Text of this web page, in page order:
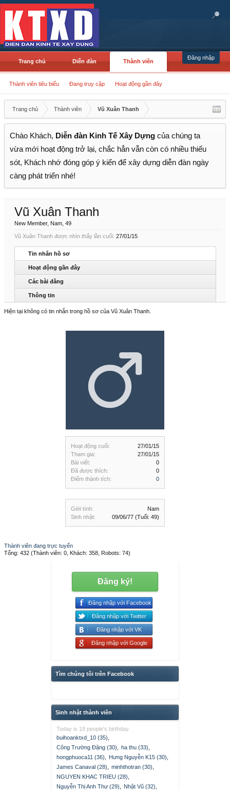
Đăng nhập
Trang chủ Diễn đàn Thành viên
Thành viên tiêu biểu Đang truy cập Hoạt động gần đây
Trang chủ Thành viên Vũ Xuân Thanh
Chào Khách, Diễn đàn Kinh Tế Xây Dựng của chúng ta
vừa mới hoạt động trở lại, chắc hẳn vẫn còn có nhiều thiếu
sót, Khách nhớ đóng góp ý kiến để xây dựng diễn đàn ngày
càng phát triển nhé!
Hoạt động cuối:
27/01/15
Tham gia:
27/01/15
Bài viết:
0
Đã được thích:
0
Điểm thành tích:
0
Giới tính:
Nam
Sinh nhật:
09/06/77 (Tuổi: 49)
Vũ Xuân Thanh
New Member, Nam, 49
Vũ Xuân Thanh được nhìn thấy lần cuối: 27/01/15
Tin nhắn hồ sơ
Hoạt động gần đây
Các bài đăng
Thông tin
Hiện tại không có tin nhắn trong hồ sơ của Vũ Xuân Thanh.
Thành viên đang trực tuyến
Tổng: 432 (Thành viên: 0, Khách: 358, Robots: 74)
Đăng ký!
Đăng nhập với Facebook
Đăng nhập với Twitter
Đăng nhập với VK
Đăng nhập với Google
Tìm chúng tôi trên Facebook
Sinh nhật thành viên
Today is 18 people's birthday.
buihoanktxd_10 (35)
Công Trường Đặng (30)
ha thu (33)
hongphuoca11 (36)
Hưng Nguyễn K15 (30)
James Canaval (28)
minhthotran (30)
NGUYEN KHAC TRIEU (28)
Nguyễn Thị Anh Thư (29)
Nhật Vũ (32)